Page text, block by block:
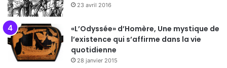
23 avril 2016
«L’Odyssée» d’Homère, Une mystique de
l’existence qui s’affirme dans la vie
quotidienne
28 janvier 2015